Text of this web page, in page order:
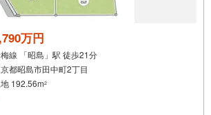
万円
線 「昭島」駅 徒歩21分
都昭島市田中町2丁目
192.56m2